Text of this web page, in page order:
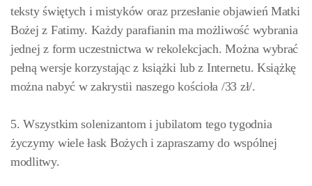
teksty świętych i mistyków oraz przesłanie objawień Matki
Bożej z Fatimy. Każdy parafianin ma możliwość wybrania
jednej z form uczestnictwa w rekolekcjach. Można wybrać
pełną wersje korzystając z książki lub z Internetu. Książkę
można nabyć w zakrystii naszego kościoła /33 zł/.
5. Wszystkim solenizantom i jubilatom tego tygodnia
życzymy wiele łask Bożych i zapraszamy do wspólnej
modlitwy.